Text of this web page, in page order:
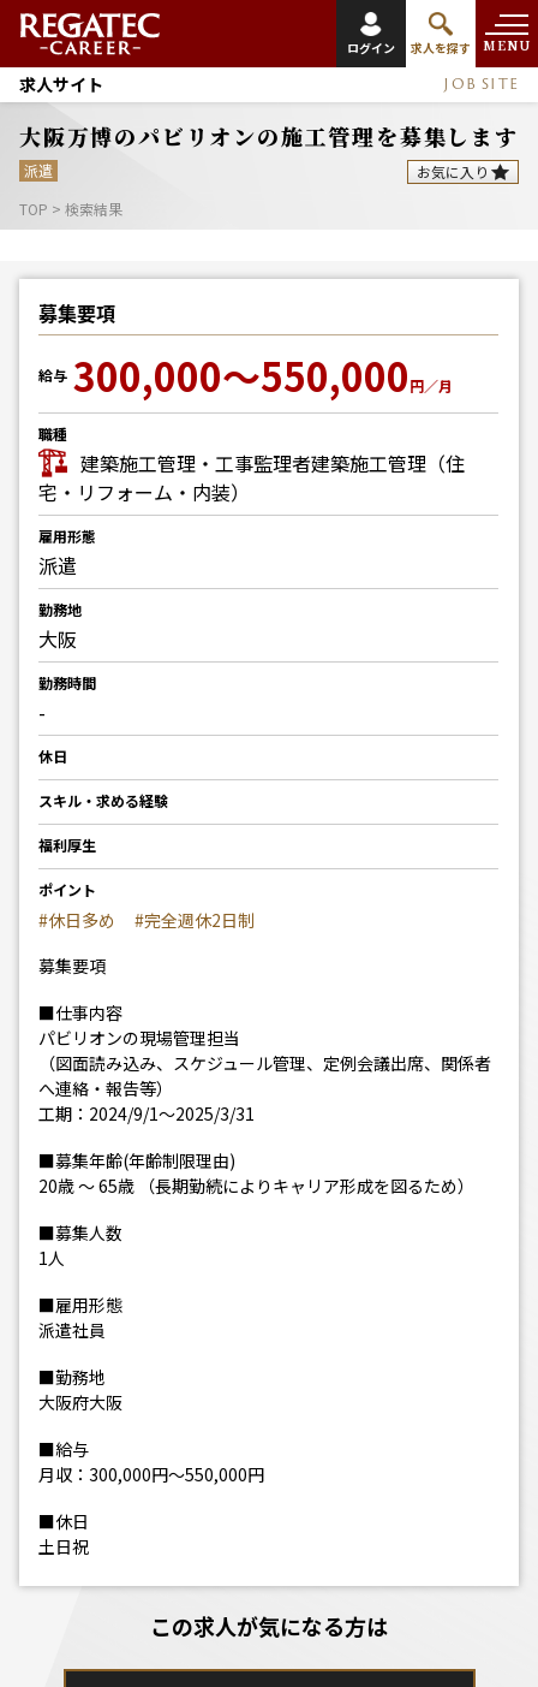
ログイン 求人を探す MENU
求人サイト JOB SITE
大阪万博のパビリオンの施工管理を募集します
派遣
お気に入り
TOP > 検索結果
募集要項
給与 300,000～550,000円／月
職種
建築施工管理・工事監理者建築施工管理（住
宅・リフォーム・内装）
雇用形態
派遣
勤務地
大阪
勤務時間
-
休日
スキル・求める経験
福利厚生
ポイント
#休日多め
#完全週休2日制
募集要項
■仕事内容
パビリオンの現場管理担当
（図面読み込み、スケジュール管理、定例会議出席、関係者
へ連絡・報告等）
工期：2024/9/1～2025/3/31
■募集年齢(年齢制限理由)
20歳 ～ 65歳 （長期勤続によりキャリア形成を図るため）
■募集人数
1人
■雇用形態
派遣社員
■勤務地
大阪府大阪
■給与
月収：300,000円～550,000円
■休日
土日祝
この求人が気になる方は